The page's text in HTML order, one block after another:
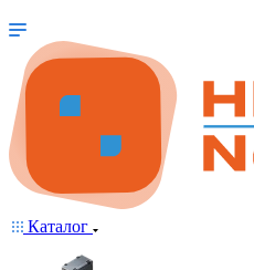
Каталог